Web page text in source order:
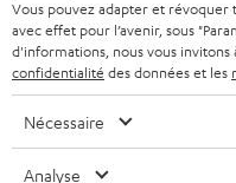
t
e
r
SYSTEMES COMPLETS
ENCEINTES
ULTIMA
AVANTAGES D’ACHAT
BELGIQUE
FRANCE
Vous pouvez adapter et révoquer
avec effet pour l’avenir, sous
d'informations, nous vous
confidentialité des données et les
Nécessaire
Analyse